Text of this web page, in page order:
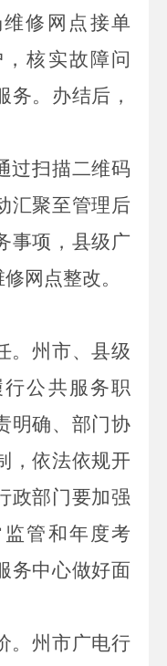
修网点接单
核实故障问
务。办结后，
过扫描二维码
汇聚至管理后
事项，县级广
网点整改。
。州市、县级
公共服务职
明确、部门协
，依法依规开
政部门要加强
管和年度考
务中心做好面
。州市广电行